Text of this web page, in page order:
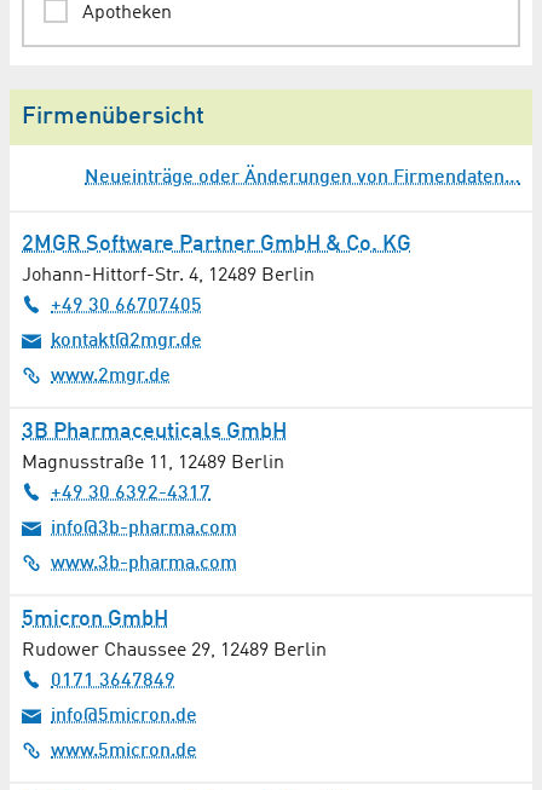
Apotheken
Arbeitsvermittlung
Architekt
Arztpraxen
Audioproduktion
Aufzüge / Rolltreppen
Augenoptiker
Ausbildung / Weiterbildung
Ausstattung / Dekoration
Automobil- / Verkehrstechnik
Firmenübersicht
Neueinträge oder Änderungen von Firmendaten…
2MGR Software Partner GmbH & Co. KG
Johann-Hittorf-Str. 4, 12489 Berlin
+49 30 66707405
kontakt@2mgr.de
www.2mgr.de
3B Pharmaceuticals GmbH
Magnusstraße 11, 12489 Berlin
+49 30 6392-4317
info@3b-pharma.com
www.3b-pharma.com
5micron GmbH
Rudower Chaussee 29, 12489 Berlin
0171 3647849
info@5micron.de
www.5micron.de